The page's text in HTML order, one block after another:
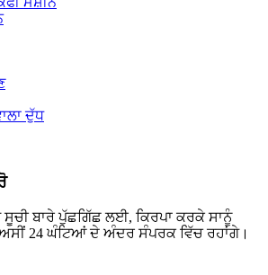
ਦੁੱਧ
ਸੂਚੀ ਬਾਰੇ ਪੁੱਛਗਿੱਛ ਲਈ, ਕਿਰਪਾ ਕਰਕੇ ਸਾਨੂੰ
24 ਘੰਟਿਆਂ ਦੇ ਅੰਦਰ ਸੰਪਰਕ ਵਿੱਚ ਰਹਾਂਗੇ।